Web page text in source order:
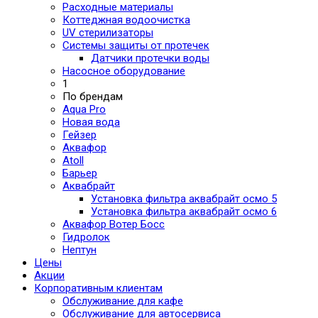
Расходные материалы
Коттеджная водоочистка
UV стерилизаторы
Системы защиты от протечек
Датчики протечки воды
Насосное оборудование
1
По брендам
Aqua Pro
Новая вода
Гейзер
Аквафор
Atoll
Барьер
Аквабрайт
Установка фильтра аквабрайт осмо 5
Установка фильтра аквабрайт осмо 6
Аквафор Вотер Босс
Гидролок
Нептун
Цены
Акции
Корпоративным клиентам
Обслуживание для кафе
Обслуживание для автосервиса